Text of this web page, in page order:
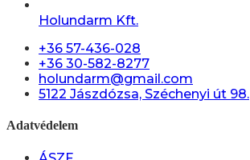
Holundarm Kft.
+36 57-436-028
+36 30-582-8277
holundarm@gmail.com
5122 Jászdózsa, Széchenyi út 98.
Adatvédelem